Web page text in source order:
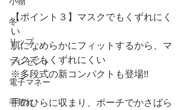
冬
リップ
プレゼント
電子マネー
手荒れ
【ポイント３】マスクでもくずれにく
い
肌になめらかにフィットするから、マ
スクでもくずれにくい
※多段式の新コンパクトも登場!!
手のひらに収まり、ポーチでかさばら